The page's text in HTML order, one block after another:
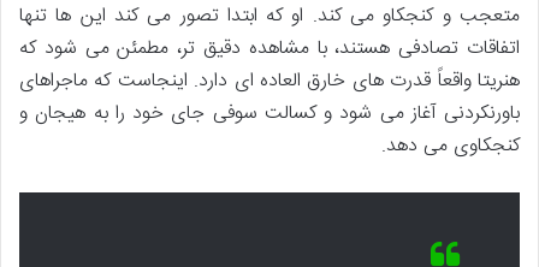
متعجب و کنجکاو می کند. او که ابتدا تصور می کند این ها تنها
اتفاقات تصادفی هستند، با مشاهده دقیق تر، مطمئن می شود که
هنریتا واقعاً قدرت های خارق العاده ای دارد. اینجاست که ماجراهای
باورنکردنی آغاز می شود و کسالت سوفی جای خود را به هیجان و
کنجکاوی می دهد.